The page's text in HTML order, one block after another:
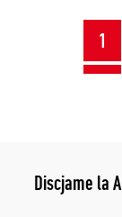
1
Discjame la